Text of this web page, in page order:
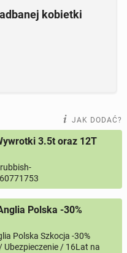
kobietki
JAK DODAĆ?
3.5t oraz 12T
Polska -30%
Polska Szkocja -30%
Ubezpieczenie / 16Lat na